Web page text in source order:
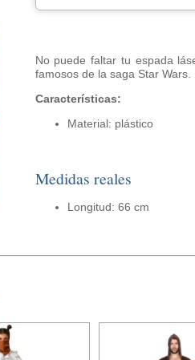
No puede faltar tu espada
famosos de la saga Star Wars.
Características:
Material: plástico
Medidas reales
Longitud: 66 cm